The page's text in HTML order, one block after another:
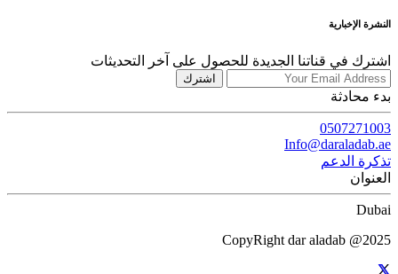
النشرة الإخبارية
اشترك في قناتنا الجديدة للحصول على آخر التحديثات
اشترك
بدء محادثة
0507271003
Info@daraladab.ae
تذكرة الدعم
العنوان
Dubai
CopyRight dar aladab @2025